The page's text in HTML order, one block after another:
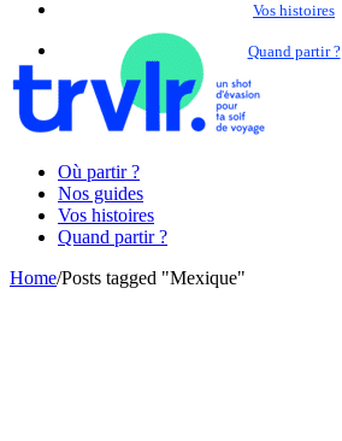
Vos histoires
Quand partir ?
Où partir ?
Nos guides
Vos histoires
Quand partir ?
Home/Posts tagged "Mexique"